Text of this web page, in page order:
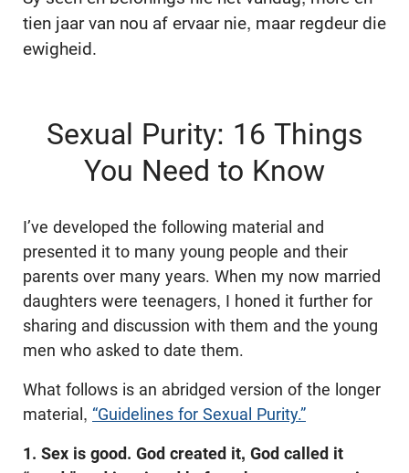
tien jaar van nou af ervaar nie, maar regdeur die
ewigheid.
Sexual Purity: 16 Things
You Need to Know
I’ve developed the following material and
presented it to many young people and their
parents over many years. When my now married
daughters were teenagers, I honed it further for
sharing and discussion with them and the young
men who asked to date them.
What follows is an abridged version of the longer
material, “Guidelines for Sexual Purity.”
1. Sex is good. God created it, God called it